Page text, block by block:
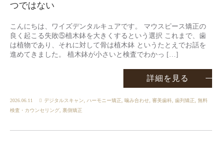
つではない
こんにちは、ワイズデンタルキュアです。 マウスピース矯正の
良く起こる失敗⑤植木鉢を大きくするという選択 これまで、歯
は植物であり、それに対して骨は植木鉢 というたとえでお話を
進めてきました。 植木鉢が小さいと検査でわかっ […]
詳細を見る
2026.06.11 デジタルスキャン ハーモニー矯正 噛み合わせ 審美歯科 歯列矯正
無料
検査・カウンセリング 裏側矯正